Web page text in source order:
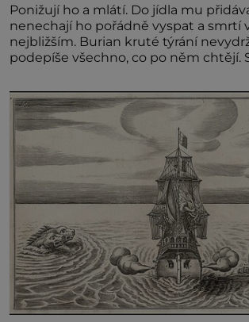
Ponižují ho a mlátí. Do jídla mu
nenechají ho pořádně vyspat a smrtí
nejbližším. Burian kruté týrání
podepíše všechno, co po něm chtějí.
výslechů nikdo nevyvíjel fyzický ani
Syn brněnského řezníka chce být